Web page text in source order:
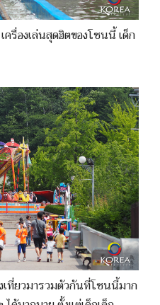
รื่องเล่นสุดฮิตของโซนนี้ เด็ก
ที่ยวมารวมตัวกันที่โซนนี้มาก